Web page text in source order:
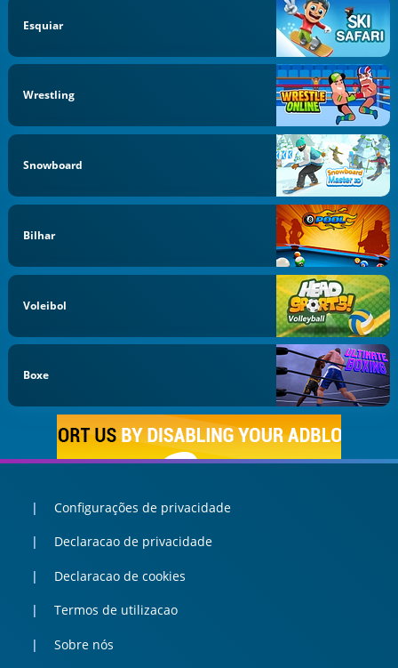
Esquiar
Wrestling
Snowboard
Bilhar
Voleibol
Boxe
Configurações de privacidade
Declaracao de privacidade
Declaracao de cookies
Termos de utilizacao
Sobre nós